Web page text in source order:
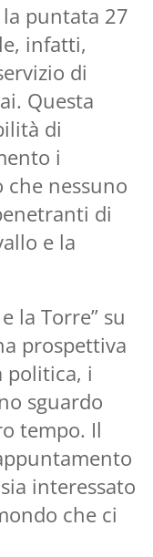
puntata 27
infatti,
di
Questa
di
i
nessuno
di
e la
la Torre” su
prospettiva
politica, i
sguardo
tempo. Il
interessato
che ci